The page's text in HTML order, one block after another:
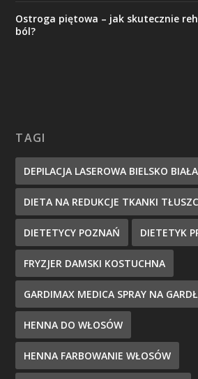
Ostroga piętowa – jak skutecznie
ból?
TAGI
DEPILACJA LASEROWA BIELSKO BIAŁA
DIETA NA REDUKCJE TKANKI
DIETETYCY POZNAŃ DIETETYK
FRYZJER DAMSKI KOSTUCHNA
GARDIMAX MEDICA SPRAY NA
HENNA DO WŁOSÓW
HENNA FARBOWANIE WŁOSÓW